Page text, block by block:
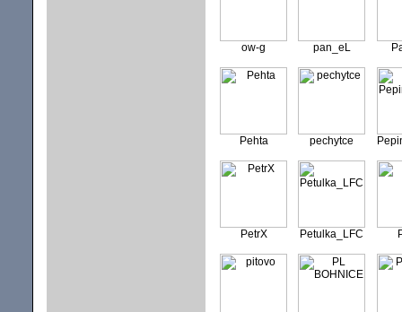
ow-g pan_eL
Pehta pechytce
PetrX Petulka_LFC